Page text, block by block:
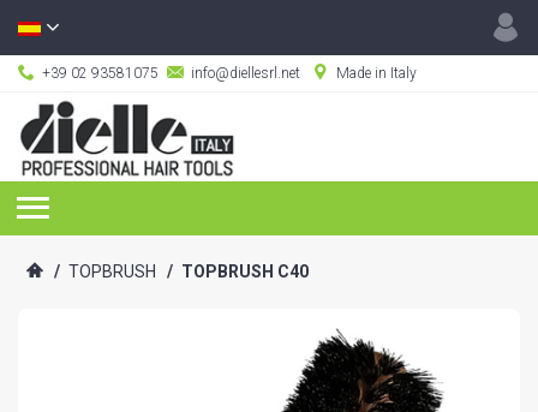
+39 02 93581075 info@diellesrl.net Made in Italy
/ TOPBRUSH / TOPBRUSH C40